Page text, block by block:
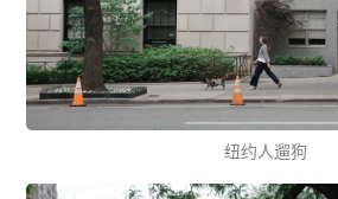
纽约人遛狗